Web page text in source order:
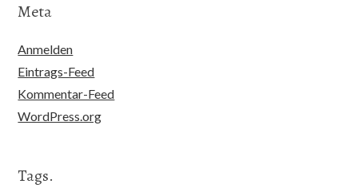
Meta
Anmelden
Eintrags-Feed
Kommentar-Feed
WordPress.org
Tags.